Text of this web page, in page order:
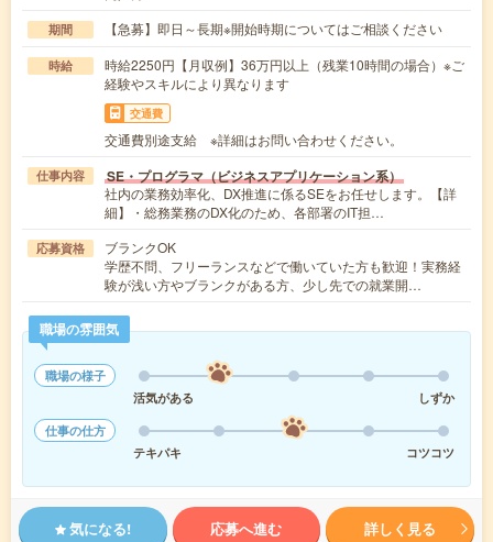
期間 【急募】即日～長期※開始時期についてはご相談ください
時給
時給2250円【月収例】36万円以上（残業10時間の場合）※ご
経験やスキルにより異なります
交通費
交通費別途支給 ※詳細はお問い合わせください。
仕事内容 SE・プログラマ（ビジネスアプリケーション系）
社内の業務効率化、DX推進に係るSEをお任せします。【詳
細】・総務業務のDX化のため、各部署のIT担…
応募資格
ブランクOK
学歴不問、フリーランスなどで働いていた方も歓迎！実務経
験が浅い方やブランクがある方、少し先での就業開…
職場の雰囲気
職場の様子
活気がある
しずか
仕事の仕方
テキパキ
コツコツ
気になる! 応募へ進む 詳しく見る